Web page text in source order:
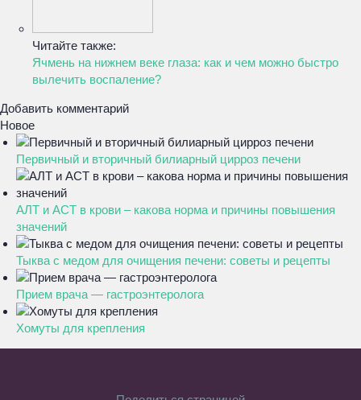
Читайте также:
Ячмень на нижнем веке глаза: как и чем можно быстро
вылечить воспаление?
Добавить комментарий
Новое
Первичный и вторичный билиарный цирроз печени
АЛТ и АСТ в крови – какова норма и причины повышения
значений
Тыква с медом для очищения печени: советы и рецепты
Прием врача — гастроэнтеролога
Хомуты для крепления